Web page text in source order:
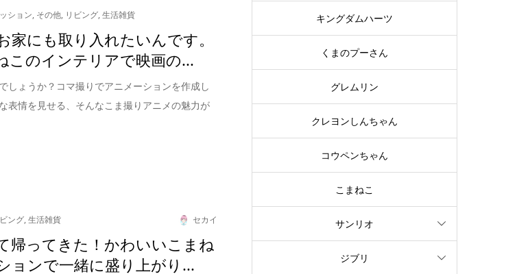
ション, その他, リビング,生活雑貨
家にも取り入れたいんです。
このインテリアで映画の...
しょうか？コマ撮りでアニメーションを作成し
表情を見せる、そんなこま撮りアニメの魅力が
ング,生活雑貨 セカイ
帰ってきた！かわいいこまね
ョンで一緒に盛り上がり...
キングダムハーツ
くまのプーさん
グレムリン
クレヨンしんちゃん
コウペンちゃん
こまねこ
サンリオ
ジブリ